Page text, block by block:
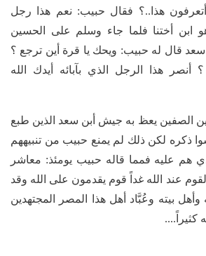
أتعرفون هذا..؟ فقال حبيب: نعم هذا رجل
ابن أختنا فلما جاء وسلم على الحسين
سعد قال له حبيب: ويحك يا قرة أين ترجع ؟
أنصر هذا الرجل الذي بآبائه أيدك الله
الصفين يعظ به جيش أبن سعد الذين طبع
ذكره لكن ذلك لم يمنع حبيب من تنبيههم
هم عليه فمما قاله حبيب يومئذ: معاشر
عند الله غداً قوم يقدمون على الله وقد
وأهل بيته وعُبَّاد أهل هذا المصر المجتهدين
كثيراً....